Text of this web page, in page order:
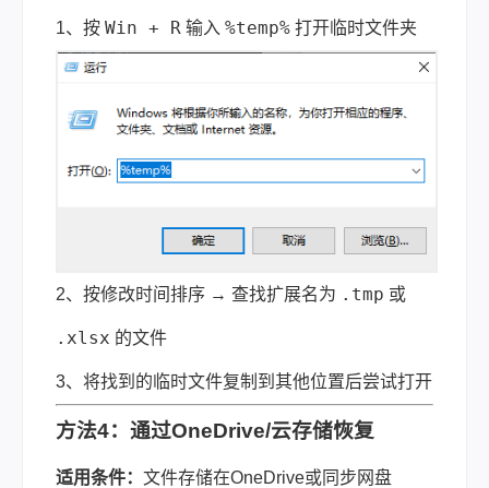
1、按 Win + R 输入 %temp% 打开临时文件夹
2、按修改时间排序 → 查找扩展名为 .tmp 或
.xlsx 的文件
3、将找到的临时文件复制到其他位置后尝试打开
方法4：通过OneDrive/云存储恢复
适用条件： 文件存储在OneDrive或同步网盘